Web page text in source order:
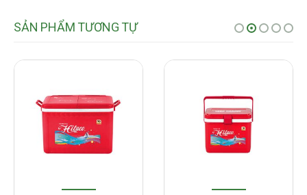
SẢN PHẨM TƯƠNG TỰ